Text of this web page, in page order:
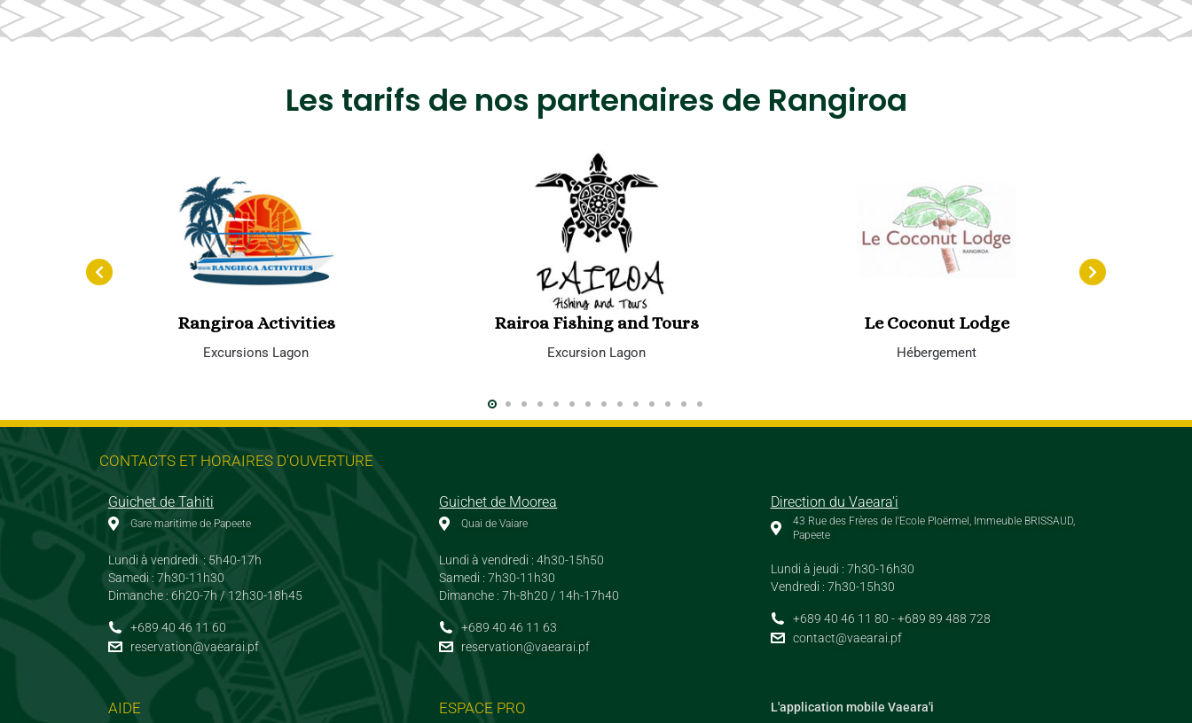
Les tarifs de nos partenaires de Rangiroa
Rangiroa Activities
Excursions Lagon
Rairoa Fishing and Tours
Excursion Lagon
Le Coconut Lodge
Hébergement
CONTACTS ET HORAIRES D'OUVERTURE
Guichet de Tahiti
Gare maritime de Papeete
Lundi à vendredi : 5h40-17h
Samedi : 7h30-11h30
Dimanche : 6h20-7h / 12h30-18h45
+689 40 46 11 60
reservation@vaearai.pf
Guichet de Moorea
Quai de Vaiare
Lundi à vendredi : 4h30-15h50
Samedi : 7h30-11h30
Dimanche : 7h-8h20 / 14h-17h40
+689 40 46 11 63
reservation@vaearai.pf
Direction du Vaeara'i
43 Rue des Frères de l'Ecole Ploërmel, Immeuble BRISSAUD,
Papeete
Lundi à jeudi : 7h30-16h30
Vendredi : 7h30-15h30
+689 40 46 11 80 - +689 89 488 728
contact@vaearai.pf
AIDE ESPACE PRO L'application mobile Vaeara'i